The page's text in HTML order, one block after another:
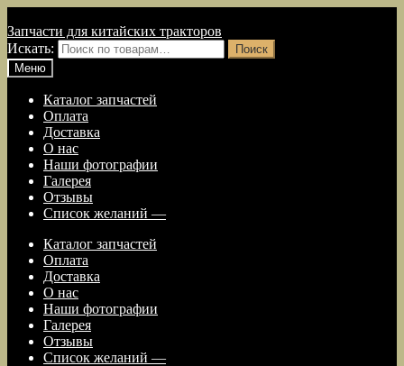
Запчасти для китайских тракторов
Искать:
Поиск
Меню
Каталог запчастей
Оплата
Доставка
О нас
Наши фотографии
Галерея
Отзывы
Список желаний —
Каталог запчастей
Оплата
Доставка
О нас
Наши фотографии
Галерея
Отзывы
Список желаний —